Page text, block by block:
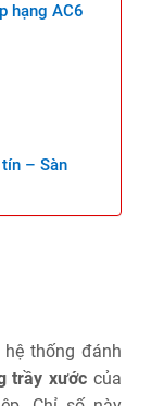
hạng AC6
– Sàn
hệ thống đánh
trầy xước của